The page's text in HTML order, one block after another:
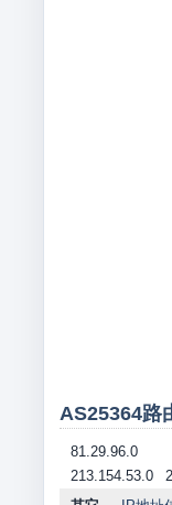
AS25364路
81.29.96.0
213.154.53.0